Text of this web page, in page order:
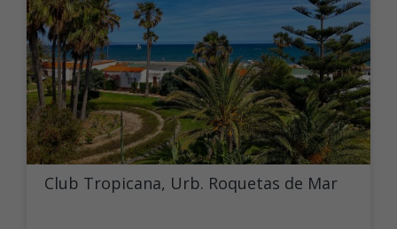
Club Tropicana, Urb. Roquetas de Mar